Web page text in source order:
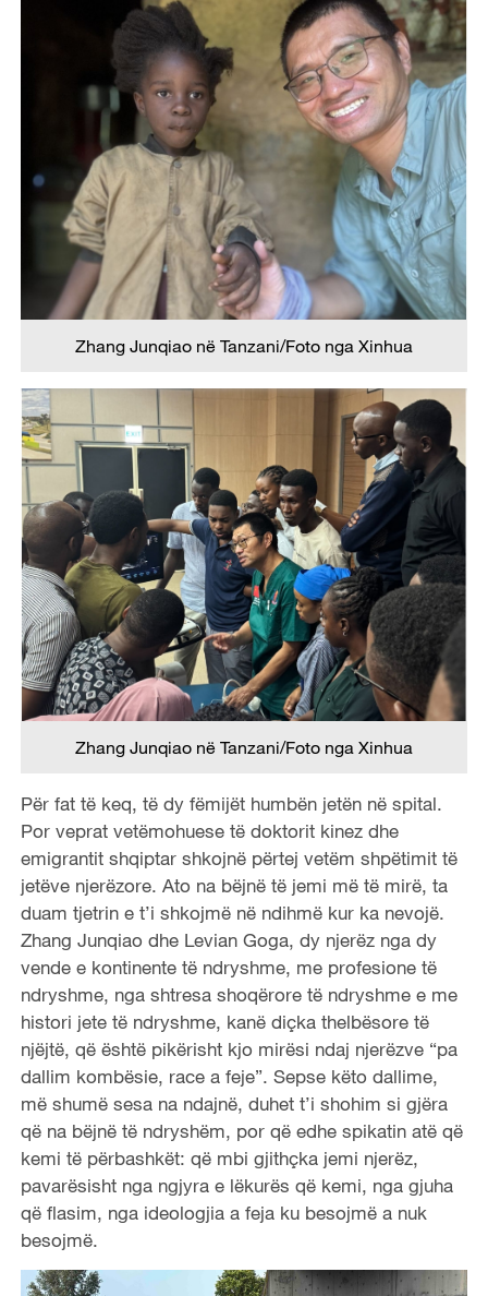
Zhang Junqiao në Tanzani/Foto nga Xinhua
Zhang Junqiao në Tanzani/Foto nga Xinhua
Për fat të keq, të dy fëmijët humbën jetën në spital.
Por veprat vetëmohuese të doktorit kinez dhe
emigrantit shqiptar shkojnë përtej vetëm shpëtimit të
jetëve njerëzore. Ato na bëjnë të jemi më të mirë, ta
duam tjetrin e t’i shkojmë në ndihmë kur ka nevojë.
Zhang Junqiao dhe Levian Goga, dy njerëz nga dy
vende e kontinente të ndryshme, me profesione të
ndryshme, nga shtresa shoqërore të ndryshme e me
histori jete të ndryshme, kanë diçka thelbësore të
njëjtë, që është pikërisht kjo mirësi ndaj njerëzve “pa
dallim kombësie, race a feje”. Sepse këto dallime,
më shumë sesa na ndajnë, duhet t’i shohim si gjëra
që na bëjnë të ndryshëm, por që edhe spikatin atë që
kemi të përbashkët: që mbi gjithçka jemi njerëz,
pavarësisht nga ngjyra e lëkurës që kemi, nga gjuha
që flasim, nga ideologjia a feja ku besojmë a nuk
besojmë.